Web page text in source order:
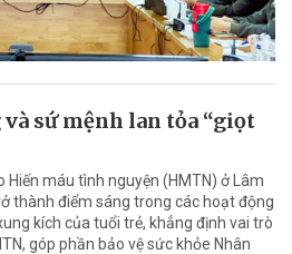
sứ mệnh lan tỏa “giọt
máu tình nguyện (HMTN) ở Lâm
thành điểm sáng trong các hoạt động
kích của tuổi trẻ, khẳng định vai trò
góp phần bảo vệ sức khỏe Nhân